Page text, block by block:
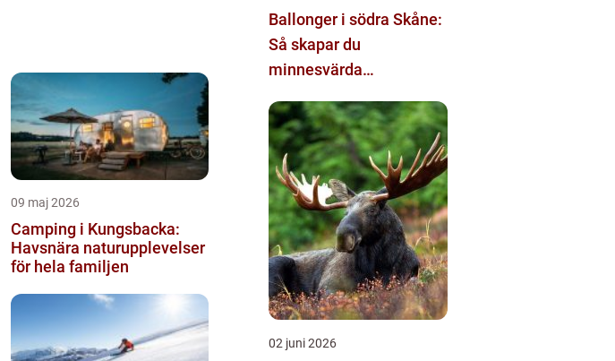
09 maj 2026
Camping i Kungsbacka:
Havsnära naturupplevelser
för hela familjen
Ballonger i södra Skåne:
Så skapar du
minnesvärda
02 juni 2026